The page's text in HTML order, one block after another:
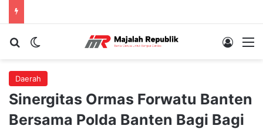
Cari berita...Switch skin Log In
Daerah
Sinergitas Ormas Forwatu Banten
Bersama Polda Banten Bagi Bagi